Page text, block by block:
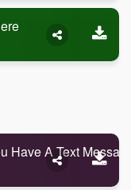
Have A Text